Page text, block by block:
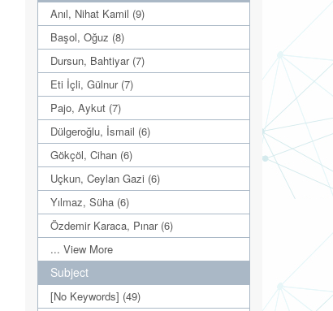
Anıl, Nihat Kamil (9)
Başol, Oğuz (8)
Dursun, Bahtiyar (7)
Eti İçli, Gülnur (7)
Pajo, Aykut (7)
Dülgeroğlu, İsmail (6)
Gökçöl, Cihan (6)
Uçkun, Ceylan Gazi (6)
Yılmaz, Süha (6)
Özdemir Karaca, Pınar (6)
... View More
Subject
[No Keywords] (49)